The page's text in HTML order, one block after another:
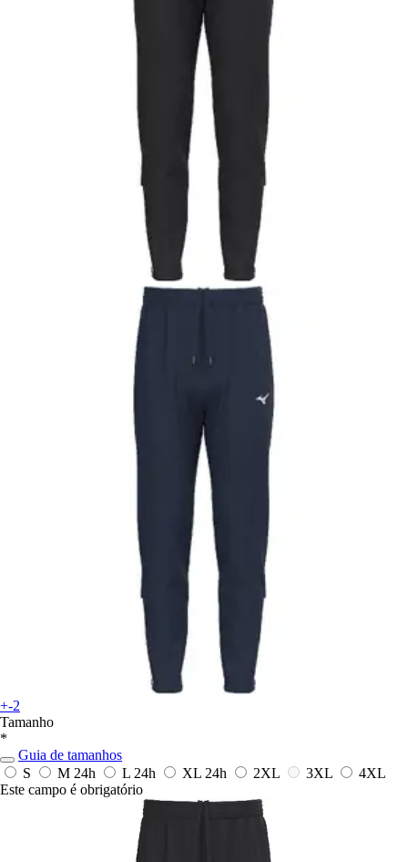
+-2
Tamanho
*
Guia de tamanhos
S
M 24h L 24h XL 24h 2XL 3XL
4XL
Este campo é obrigatório